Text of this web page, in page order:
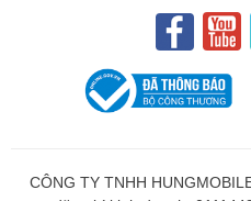
CÔNG TY TNHH